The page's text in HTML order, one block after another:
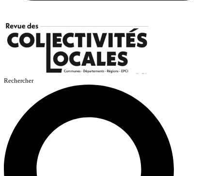
Rechercher